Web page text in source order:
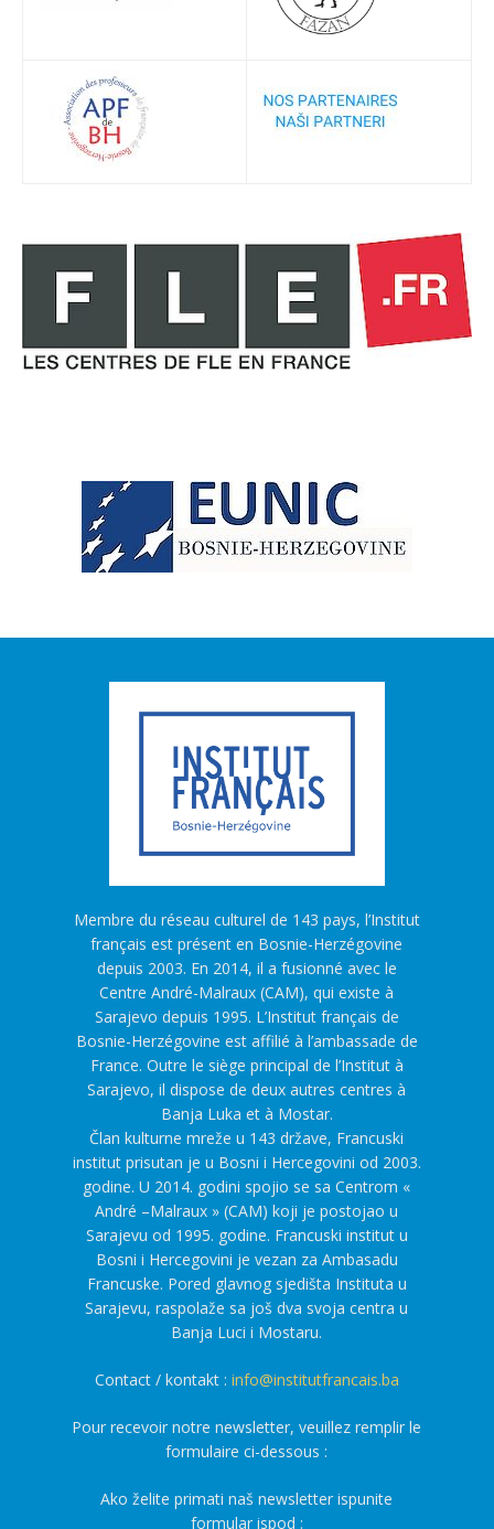
Membre du réseau culturel de 143 pays, l’Institut
français est présent en Bosnie-Herzégovine
depuis 2003. En 2014, il a fusionné avec le
Centre André-Malraux (CAM), qui existe à
Sarajevo depuis 1995. L’Institut français de
Bosnie-Herzégovine est affilié à l’ambassade de
France. Outre le siège principal de l’Institut à
Sarajevo, il dispose de deux autres centres à
Banja Luka et à Mostar.
Član kulturne mreže u 143 države, Francuski
institut prisutan je u Bosni i Hercegovini od 2003.
godine. U 2014. godini spojio se sa Centrom «
André –Malraux » (CAM) koji je postojao u
Sarajevu od 1995. godine. Francuski institut u
Bosni i Hercegovini je vezan za Ambasadu
Francuske. Pored glavnog sjedišta Instituta u
Sarajevu, raspolaže sa još dva svoja centra u
Banja Luci i Mostaru.
Contact / kontakt : info@institutfrancais.ba
Pour recevoir notre newsletter, veuillez remplir le
formulaire ci-dessous :
Ako želite primati naš newsletter ispunite
formular ispod :